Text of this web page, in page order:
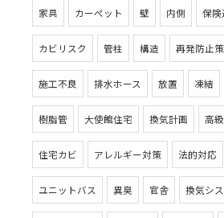
家具 カーペット 壁 内側 保険
カビリスク 管柱 構造 再発防止策
施工不良 排水ホース 放置 凍結
樹脂管 大使館住宅 換気計画 高
住宅カビ アレルギー対策 法的対応
ユニットバス 異臭 官舎 換気シ